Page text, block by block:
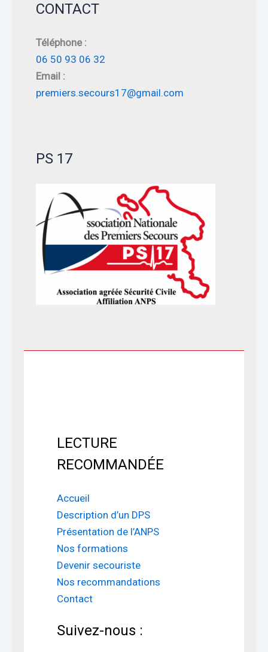
CONTACT
Téléphone :
06 50 93 06 32
Email :
premiers.secours17@gmail.com
PS 17
LECTURE
RECOMMANDÉE
Accueil
Description d’un DPS
Présentation de l’ANPS
Nos formations
Devenir secouriste
Nos recommandations
Contact
Suivez-nous :